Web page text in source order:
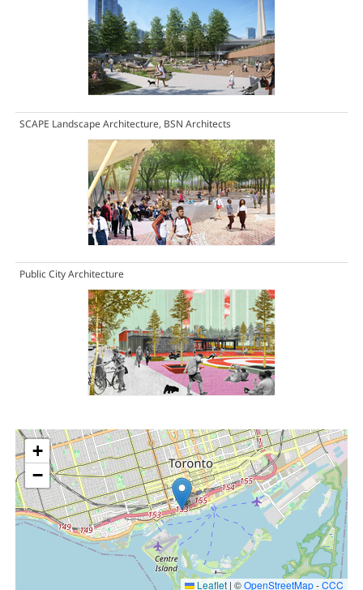
SCAPE Landscape Architecture, BSN Architects
Public City Architecture
+
−
Leaflet | ©OpenStreetMap-CCC